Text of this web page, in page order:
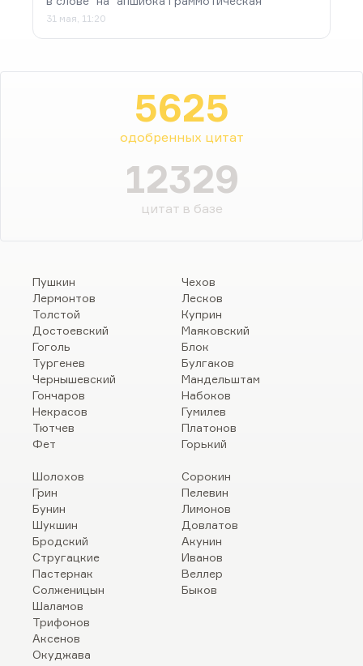
31 мая, 11:20
5625
одобренных цитат
12329
цитат в базе
Пушкин
Лермонтов
Толстой
Достоевский
Гоголь
Тургенев
Чернышевский
Гончаров
Некрасов
Тютчев
Фет
Чехов
Лесков
Куприн
Маяковский
Блок
Булгаков
Мандельштам
Набоков
Гумилев
Платонов
Горький
Шолохов
Грин
Бунин
Шукшин
Бродский
Стругацкие
Пастернак
Солженицын
Шаламов
Трифонов
Аксенов
Окуджава
Сорокин
Пелевин
Лимонов
Довлатов
Акунин
Иванов
Веллер
Быков